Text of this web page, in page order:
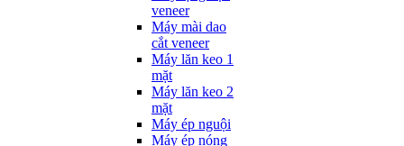
veneer
Máy mài dao
cắt veneer
Máy lăn keo 1
mặt
Máy lăn keo 2
mặt
Máy ép nguội
Máy ép nóng